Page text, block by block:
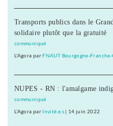
Transports publics dans le
solidaire plutôt que la gratuité
communiqué
L'Agora parFNAUT Bourgogne-Franche-
NUPES - RN : l'amalgame
communiqué
L'Agora par Invité.e.s| 14 juin 2022